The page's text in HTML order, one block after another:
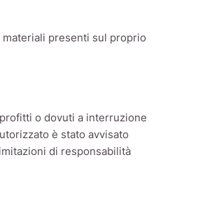
materiali presenti sul proprio
o dovuti a interruzione
è stato avvisato
di responsabilità